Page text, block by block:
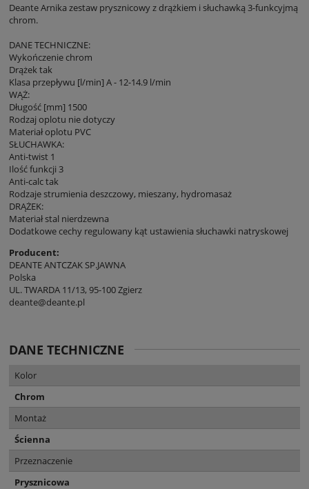
Deante Arnika zestaw prysznicowy z drążkiem i słuchawką 3-funkcyjmą
chrom.
DANE TECHNICZNE:
Wykończenie chrom
Drążek tak
Klasa przepływu [l/min] A - 12-14.9 l/min
WĄŻ:
Długość [mm] 1500
Rodzaj oplotu nie dotyczy
Materiał oplotu PVC
SŁUCHAWKA:
Anti-twist 1
Ilość funkcji 3
Anti-calc tak
Rodzaje strumienia deszczowy, mieszany, hydromasaż
DRĄŻEK:
Materiał stal nierdzewna
Dodatkowe cechy regulowany kąt ustawienia słuchawki natryskowej
Producent:
DEANTE ANTCZAK SP.JAWNA
Polska
UL. TWARDA 11/13, 95-100 Zgierz
deante@deante.pl
DANE TECHNICZNE
Kolor
Chrom
Montaż
Ścienna
Przeznaczenie
Prysznicowa